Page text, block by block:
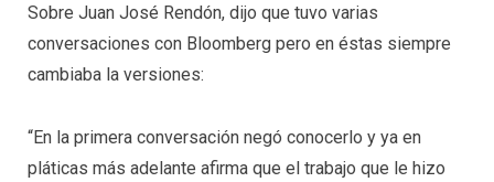
Sobre Juan José Rendón, dijo que tuvo varias
conversaciones con Bloomberg pero en éstas siempre
cambiaba la versiones:
“En la primera conversación negó conocerlo y ya en
pláticas más adelante afirma que el trabajo que le hizo